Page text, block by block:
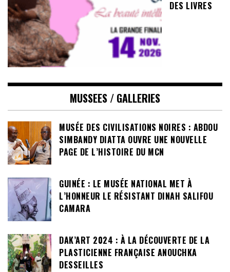
DES LIVRES
MUSSEES / GALLERIES
MUSÉE DES CIVILISATIONS NOIRES : ABDOU
SIMBANDY DIATTA OUVRE UNE NOUVELLE
PAGE DE L’HISTOIRE DU MCN
GUINÉE : LE MUSÉE NATIONAL MET À
L’HONNEUR LE RÉSISTANT DINAH SALIFOU
CAMARA
DAK’ART 2024 : À LA DÉCOUVERTE DE LA
PLASTICIENNE FRANÇAISE ANOUCHKA
DESSEILLES